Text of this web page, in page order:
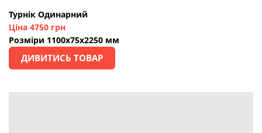
Турнік Одинарний
Ціна 4750 грн
Розміри 1100х75х2250 мм
ДИВИТИСЬ ТОВАР